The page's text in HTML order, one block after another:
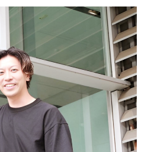
ショッピング
スキルアップ